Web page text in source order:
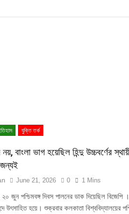
যুক্তি তর্ক
নয়, বাংলা ভাগ হয়েছিল হিন্দু উচ্চবর্ণের
June 21, 2026 0 1 Mins
২০ জুন পশ্চিমবঙ্গ দিবস পালনের ডাক দিয়েছিল বিজেপি
উৎসাহিত হয়ে। শুক্রবার কলকাতা বিশ্ববিদ্যালয়ের